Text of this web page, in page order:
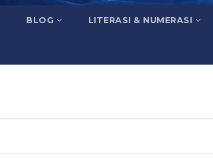
BLOG LITERASI & NUMERASI